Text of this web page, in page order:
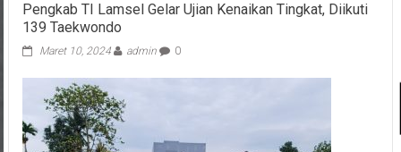
Pengkab TI Lamsel Gelar Ujian Kenaikan Tingkat, Diikuti
139 Taekwondo
Maret 10, 2024 admin 0